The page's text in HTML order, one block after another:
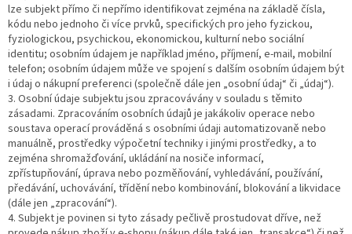
lze subjekt přímo či nepřímo identifikovat zejména na základě čísla,
kódu nebo jednoho či více prvků, specifických pro jeho fyzickou,
fyziologickou, psychickou, ekonomickou, kulturní nebo sociální
identitu; osobním údajem je například jméno, příjmení, e-mail, mobilní
telefon; osobním údajem může ve spojení s dalším osobním údajem být
i údaj o nákupní preferenci (společně dále jen „osobní údaj“ či „údaj“).
3. Osobní údaje subjektu jsou zpracovávány v souladu s těmito
zásadami. Zpracováním osobních údajů je jakákoliv operace nebo
soustava operací prováděná s osobními údaji automatizovaně nebo
manuálně, prostředky výpočetní techniky i jinými prostředky, a to
zejména shromažďování, ukládání na nosiče informací,
zpřístupňování, úprava nebo pozměňování, vyhledávání, používání,
předávání, uchovávání, třídění nebo kombinování, blokování a likvidace
(dále jen „zpracování“).
4. Subjekt je povinen si tyto zásady pečlivě prostudovat dříve, než